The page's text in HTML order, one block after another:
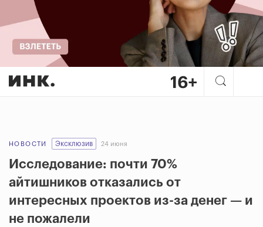
НОВОСТИ Эксклюзив 24 июня
Исследование: почти 70%
айтишников отказались от
интересных проектов из-за денег — и
не пожалели